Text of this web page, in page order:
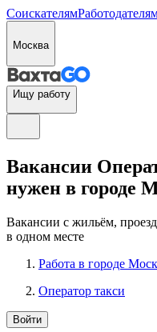
Соискателям
Москва
Ищу работу
Вакансии
нужен в городе
Вакансии с жильём,
в одном месте
Работа в городе
Оператор такси
Войти